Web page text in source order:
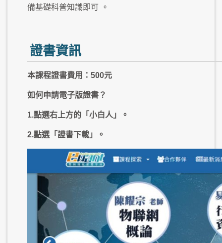
備基礎科普知識即可 。
證書資訊
本課程證書費用：500元
如何申請電子版證書？
1.點選右上方的「小白人」。
2.點選「證書下載」。